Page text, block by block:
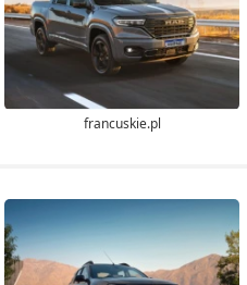
francuskie.pl